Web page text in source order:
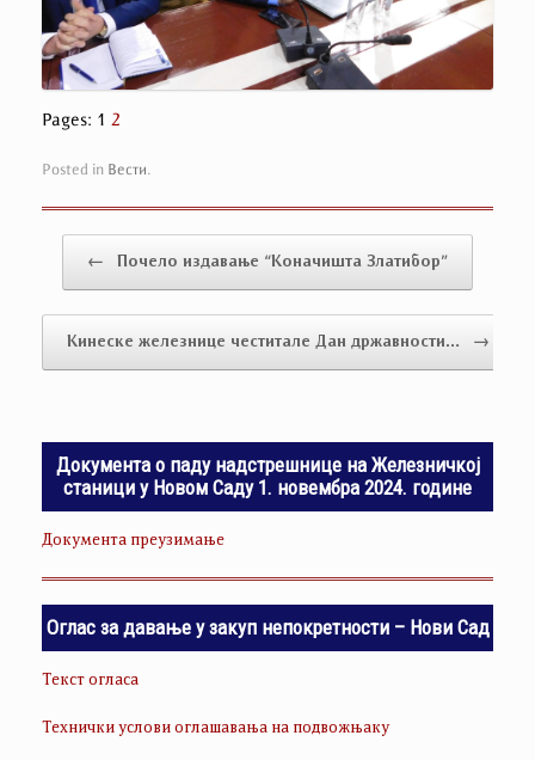
Pages: 1 2
Posted in Вести.
← Почело издавање “Коначишта Златибор”
Кинеске железнице честитале Дан државности… →
Документа о паду надстрешнице на Железничкој
станици у Новом Саду 1. новембра 2024. године
Документа преузимање
Оглас за давање у закуп непокретности – Нови Сад
Текст огласа
Технички услови оглашавања на подвожњаку